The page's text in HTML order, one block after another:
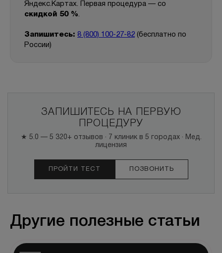
Яндекс.Картах. Первая процедура — со
скидкой 50 %.
Запишитесь: 8 (800) 100-27-82 (бесплатно по
России)
ЗАПИШИТЕСЬ НА ПЕРВУЮ
ПРОЦЕДУРУ
★ 5.0 — 5 320+ отзывов · 7 клиник в 5 городах · Мед.
лицензия
ПРОЙТИ ТЕСТ ПОЗВОНИТЬ
Другие полезные статьи